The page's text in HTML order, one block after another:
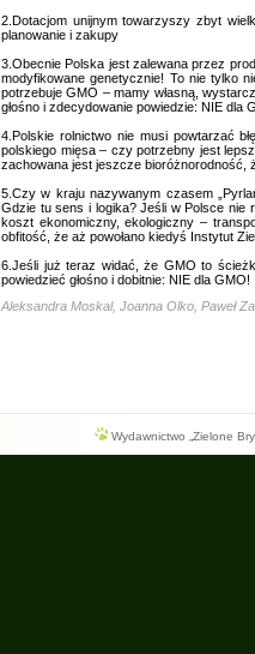
2.Dotacjom unijnym towarzyszy zbyt
planowanie i zakupy
3.Obecnie Polska jest zalewana przez
modyfikowane genetycznie! To nie tylko
potrzebuje GMO – mamy własną,
głośno i zdecydowanie powiedzie: NIE dla
4.Polskie rolnictwo nie musi powtarzać
polskiego mięsa – czy potrzebny jest
zachowana jest jeszcze bioróżnorodność,
5.Czy w kraju nazywanym czasem
Gdzie tu sens i logika? Jeśli w Polsce nie
koszt ekonomiczny, ekologiczny –
obfitość, że aż powołano kiedyś Instytut
6.Jeśli już teraz widać, że GMO to
powiedzieć głośno i dobitnie: NIE dla GMO!
Aleksandra Moskal, Joanna Olko, Paweł
Wydawnictwo „Zielone